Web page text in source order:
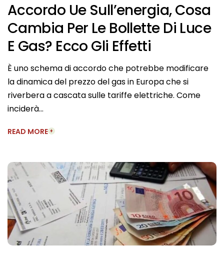
Accordo Ue Sull’energia, Cosa
Cambia Per Le Bollette Di Luce
E Gas? Ecco Gli Effetti
È uno schema di accordo che potrebbe modificare
la dinamica del prezzo del gas in Europa che si
riverbera a cascata sulle tariffe elettriche. Come
inciderà…
READ MORE